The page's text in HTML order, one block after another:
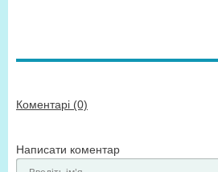
Коментарі (0)
Написати коментар